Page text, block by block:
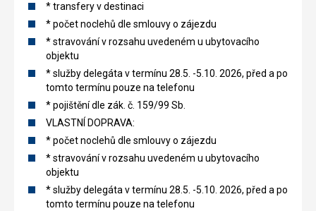
* transfery v destinaci
* počet noclehů dle smlouvy o zájezdu
* stravování v rozsahu uvedeném u ubytovacího
objektu
* služby delegáta v termínu 28.5. -5.10. 2026, před a po
tomto termínu pouze na telefonu
* pojištění dle zák. č. 159/99 Sb.
VLASTNÍ DOPRAVA:
* počet noclehů dle smlouvy o zájezdu
* stravování v rozsahu uvedeném u ubytovacího
objektu
* služby delegáta v termínu 28.5. -5.10. 2026, před a po
tomto termínu pouze na telefonu